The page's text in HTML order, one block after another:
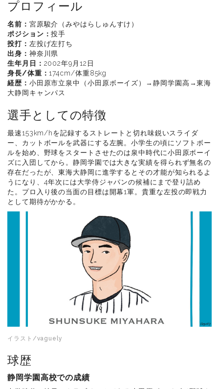
プロフィール
名前： 宮原駿介（みやはらしゅんすけ）
ポジション：投手
投打： 左投げ左打ち
出身： 神奈川県
生年月日： 2002年9月12日
身長/体重：174cm/体重85kg
経歴： 小田原市立泉中（小田原ボーイズ）→静岡学園高→東海
大静岡キャンパス
選手としての特徴
最速153km/hを記録するストレートと切れ味鋭いスライダ
ー、カットボールを武器にする左腕。小学生の頃にソフトボー
ルを始め、野球をスタートさせたのは泉中時代に小田原ボーイ
ズに入団してから。静岡学園では大きな実績を得られず無名の
存在だったが、東海大静岡に進学するとその才能が知られるよ
うになり、4年次には大学侍ジャパンの候補にまで登り詰め
た。プロ入り後の当面の目標は開幕1軍。貴重な左投の即戦力
として期待がかかる。
イラスト/vaguely
球歴
静岡学園高校での成績